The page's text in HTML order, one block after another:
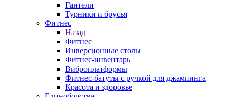
Гантели
Турники и брусья
Фитнес
Назад
Фитнес
Инверсионные столы
Фитнес-инвентарь
Виброплатформы
Фитнес-батуты с ручкой для джампинга
Красота и здоровье